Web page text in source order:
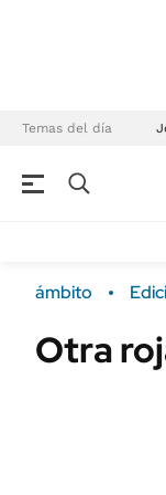
Temas del día
Campo
ámbito
Otra